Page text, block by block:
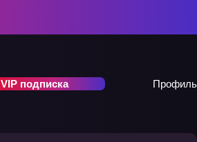
VIP подписка Профиль